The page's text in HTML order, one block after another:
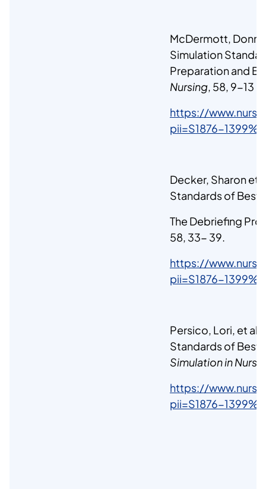
McDermott,
Simulation
Preparation and
Nursing, 58, 9-13
https://
pii=S1876-
Decker, Sharon et
Standards of Best
The Debriefing
58, 33- 39.
https://
pii=S1876-
Persico, Lori, et al
Standards of Best
Simulation in
https://
pii=S1876-